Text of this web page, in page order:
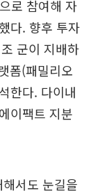
로 참여해 자
다. 향후 투자
군이 지배하
폼(패밀리오
한다. 다이내
이팩트 지분
서도 눈길을